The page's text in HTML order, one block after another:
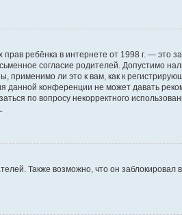
ребёнка в интернете от 1998 г. —
согласие родителей. Допустимо
ли это к вам, как к
данной конференции не может давать
по вопросу некорректного
Также возможно, что он